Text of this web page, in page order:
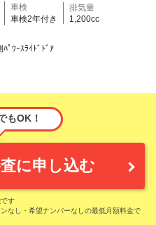
車検
車検2年付き
排気量
1,200cc
ﾟﾜｰｽﾗｲﾄﾞﾄﾞｱ
もOK！
に申し込む
す
なし・希望ナンバーなしの最低月額料金で